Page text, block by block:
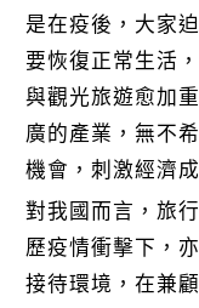
是在疫後，大家
要恢復正常生活
與觀光旅遊愈加
廣的產業，無不
機會，刺激經濟
對我國而言，旅
歷疫情衝擊下，
接待環境，在兼